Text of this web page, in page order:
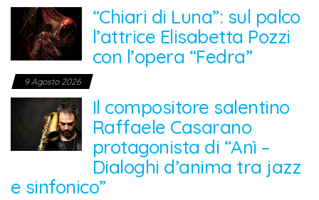
“Chiari di Luna”: sul palco
l’attrice Elisabetta Pozzi
con l’opera “Fedra”
9 Agosto 2026
Il compositore salentino
Raffaele Casarano
protagonista di “Anì –
Dialoghi d’anima tra jazz
e sinfonico”